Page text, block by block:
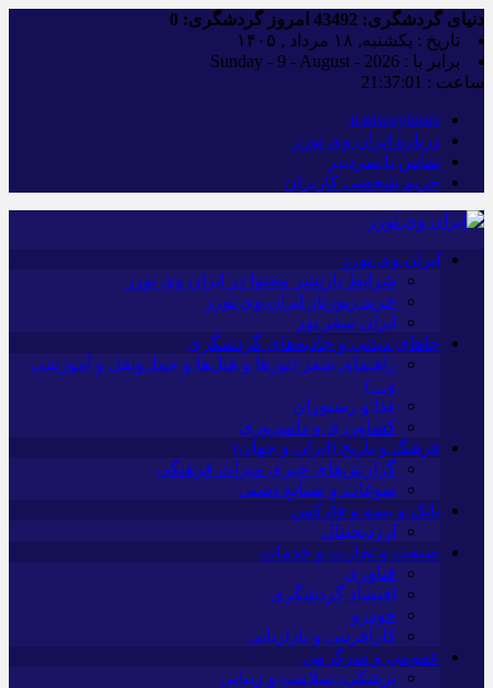
دنیای گردشگری: امروز گردشگری:
تاریخ : یکشنبه, ۱۸ مرداد , ۱۴۰۵
برابر با : Sunday - 9 - August - 2026
ساعت : 21:37:02
iranwaytours
درباره ایران وی تورز
تماس با سردبیر
حریم شخصی کاربران
ایران وی تورز
شرایط بازنشر محتوا در ایران وی تورز
خرید رپورتاژ ایران وی تورز
ایران سفر تور
جاهای دیدنی و جاذبه‌های گردشگری
راهنمای سفر (تورها و هتل‌ها و حمل‌و‌نقل و آموزشی
و…)
غذا و رستوران
کشاورزی و دامپروری
فرهنگ و تاریخ (ایران و جهان)
گزارش‌های خبری میراث فرهنگی
سوغات و صنایع دستی
بانک و بیمه و فارکس
ارزدیجیتال
صنعت و تجارت و خدمات
فناوری
اقتصاد گردشگری
خودرو
کارآفرینی و بازاریابی
عمومی و سرگرمی
پزشکی، سلامت و زیبایی